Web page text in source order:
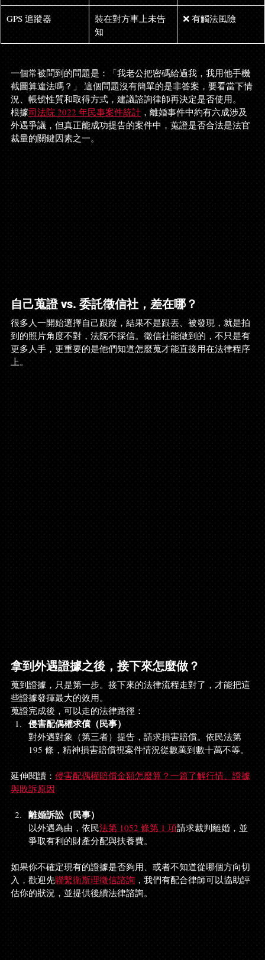
GPS 追蹤器
裝在對方車上未告
知
❌ 有觸法風險
一個常被問到的問題是：「我老公把密碼給過我，我用他手機
截圖算違法嗎？」 這個問題沒有簡單的是非答案，要看當下情
況、帳號性質和取得方式，建議諮詢律師再決定是否使用。
根據司法院 2022 年民事案件統計，離婚事件中約有六成涉及
外遇爭議，但真正能成功提告的案件中，蒐證是否合法是法官
裁量的關鍵因素之一。
自己蒐證 vs. 委託徵信社，差在哪？
很多人一開始選擇自己跟蹤，結果不是跟丟、被發現，就是拍
到的照片角度不對，法院不採信。徵信社能做到的，不只是有
更多人手，更重要的是他們知道怎麼蒐才能直接用在法律程序
上。
拿到外遇證據之後，接下來怎麼做？
蒐到證據，只是第一步。接下來的法律流程走對了，才能把這
些證據發揮最大的效用。
蒐證完成後，可以走的法律路徑：
侵害配偶權求償（民事）
對外遇對象（第三者）提告，請求損害賠償。依民法第
195 條，精神損害賠償視案件情況從數萬到數十萬不等。
延伸閱讀： 侵害配偶權賠償金額怎麼算？一篇了解行情、證據
與敗訴原因
離婚訴訟（民事）
以外遇為由，依民法第 1052 條第 1 項請求裁判離婚，並
爭取有利的財產分配與扶養費。
如果你不確定現有的證據是否夠用、或者不知道從哪個方向切
入，歡迎先聯繫衛斯理徵信諮詢 ，我們有配合律師可以協助評
估你的狀況，並提供後續法律諮詢。